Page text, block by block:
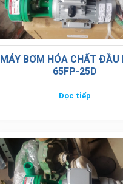
MÁY BƠM HÓA CHẤT ĐẦU
65FP-25D
Đọc tiếp